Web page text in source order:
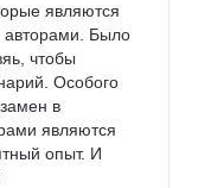
являются
авторами. Было
чтобы
Особого
в
являются
опыт. И